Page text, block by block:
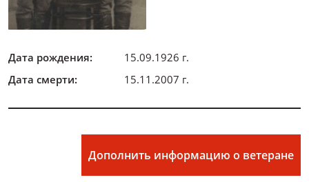
Дата рождения:
15.09.1926 г.
Дата смерти:
15.11.2007 г.
Дополнить информацию о ветеране